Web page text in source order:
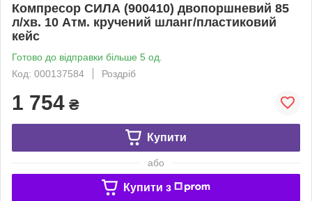
Компресор СИЛА (900410) двопоршневий 85
л/хв. 10 Атм. кручений шланг/пластиковий
кейс
Готово до відправки більше 5 од.
Код: 000137584
Роздріб
1 754 ₴
Купити
або
Купити з